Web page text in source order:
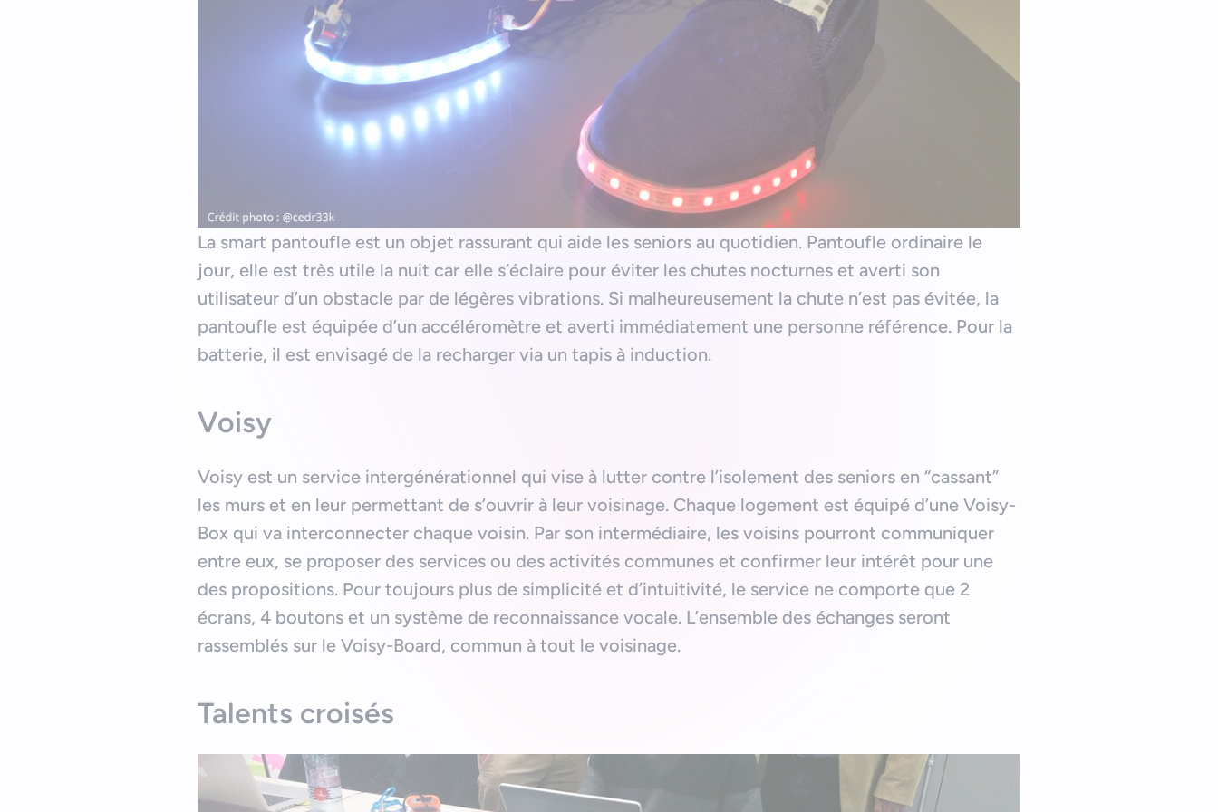
La smart pantoufle est un objet rassurant qui aide les seniors au quotidien. Pantoufle ordinaire le
jour, elle est très utile la nuit car elle s’éclaire pour éviter les chutes nocturnes et averti son
utilisateur d’un obstacle par de légères vibrations. Si malheureusement la chute n’est pas évitée, la
pantoufle est équipée d’un accéléromètre et averti immédiatement une personne référence. Pour la
batterie, il est envisagé de la recharger via un tapis à induction.
Voisy
Voisy est un service intergénérationnel qui vise à lutter contre l’isolement des seniors en “cassant”
les murs et en leur permettant de s’ouvrir à leur voisinage. Chaque logement est équipé d’une Voisy-
Box qui va interconnecter chaque voisin. Par son intermédiaire, les voisins pourront communiquer
entre eux, se proposer des services ou des activités communes et confirmer leur intérêt pour une
des propositions. Pour toujours plus de simplicité et d’intuitivité, le service ne comporte que 2
écrans, 4 boutons et un système de reconnaissance vocale. L’ensemble des échanges seront
rassemblés sur le Voisy-Board, commun à tout le voisinage.
Talents croisés